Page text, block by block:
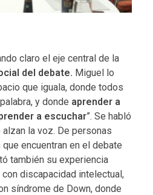
claro el eje central de la
del debate. Miguel lo
que iguala, donde todos
y donde aprender a
a escuchar”. Se habló
la voz. De personas
encuentran en el debate
también su experiencia
discapacidad intelectual,
síndrome de Down, donde